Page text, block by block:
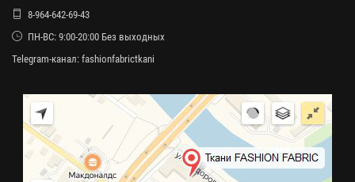
8-964-642-69-43
ПН-ВС: 9:00-20:00 Без выходных
Telegram-канал: fashionfabrictkani